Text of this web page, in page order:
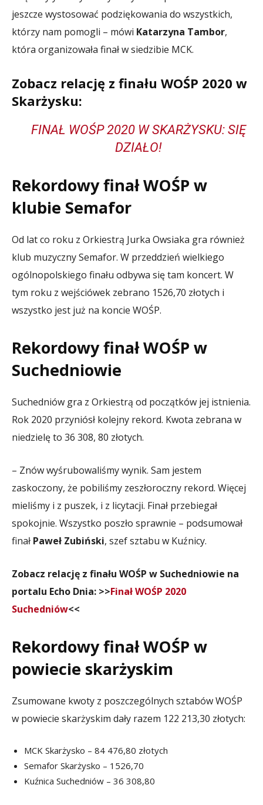
jeszcze wystosować podziękowania do wszystkich,
którzy nam pomogli – mówi Katarzyna Tambor,
która organizowała finał w siedzibie MCK.
Zobacz relację z finału WOŚP 2020 w
Skarżysku:
FINAŁ WOŚP 2020 W SKARŻYSKU: SIĘ
DZIAŁO!
Rekordowy finał WOŚP w
klubie Semafor
Od lat co roku z Orkiestrą Jurka Owsiaka gra również
klub muzyczny Semafor. W przeddzień wielkiego
ogólnopolskiego finału odbywa się tam koncert. W
tym roku z wejściówek zebrano 1526,70 złotych i
wszystko jest już na koncie WOŚP.
Rekordowy finał WOŚP w
Suchedniowie
Suchedniów gra z Orkiestrą od początków jej istnienia.
Rok 2020 przyniósł kolejny rekord. Kwota zebrana w
niedzielę to 36 308, 80 złotych.
– Znów wyśrubowaliśmy wynik. Sam jestem
zaskoczony, że pobiliśmy zeszłoroczny rekord. Więcej
mieliśmy i z puszek, i z licytacji. Finał przebiegał
spokojnie. Wszystko poszło sprawnie – podsumował
finał Paweł Zubiński, szef sztabu w Kuźnicy.
Zobacz relację z finału WOŚP w Suchedniowie na
portalu Echo Dnia: >>Finał WOŚP 2020
Suchedniów<<
Rekordowy finał WOŚP w
powiecie skarżyskim
Zsumowane kwoty z poszczególnych sztabów WOŚP
w powiecie skarżyskim dały razem 122 213,30 złotych:
MCK Skarżysko – 84 476,80 złotych
Semafor Skarżysko – 1526,70
Kuźnica Suchedniów – 36 308,80